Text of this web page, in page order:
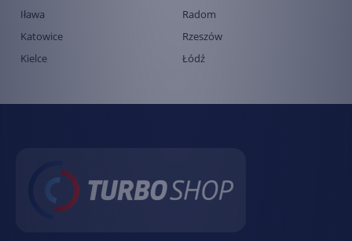
Iława
Katowice
Kielce
Radom
Rzeszów
Łódź